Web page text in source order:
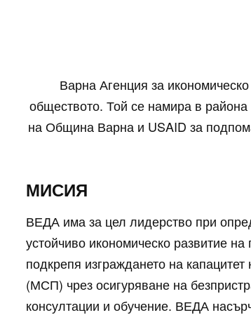
Варна Агенция за
обществото. Той се намира в
на Община Варна и USAID за
МИСИЯ
ВЕДА има за цел лидерство при
устойчиво икономическо развитие
подкрепя изграждането на
(МСП) чрез осигуряване на
консултации и обучение. ВЕДА